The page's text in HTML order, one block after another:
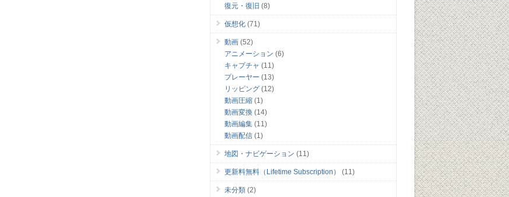
復元・復旧 (8)
仮想化 (71)
動画 (52)
アニメーション (6)
キャプチャ (11)
プレーヤー (13)
リッピング (12)
動画圧縮 (1)
動画変換 (14)
動画編集 (11)
動画配信 (1)
地図・ナビゲーション (11)
更新料無料（Lifetime Subscription） (11)
未分類 (2)